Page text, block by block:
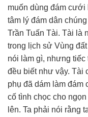
muốn dùng đám cưới
tâm lý đám dân
Trần Tuấn Tài. Tài là
trong lịch sử Vùng
nói làm gì, nhưng
đều biết như vậy. Tài
phụ đã dám làm
cố tình chọc cho
lên. Ta phải nói rằng